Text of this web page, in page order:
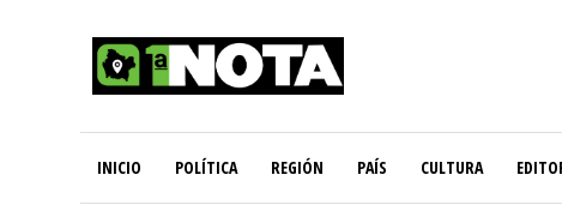
INICIO POLÍTICA REGIÓN PAÍS CULTURA